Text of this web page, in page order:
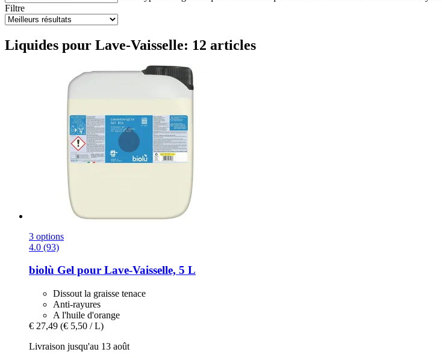
Filtre
Liquides pour Lave-Vaisselle: 12 articles
3 options
4.0 (93)
biolù Gel pour Lave-​Vaisselle, 5 L
Dissout la graisse tenace
Anti-rayures
A l'huile d'orange
€ 27,49 (€ 5,50 / L)
Livraison jusqu'au 13 août